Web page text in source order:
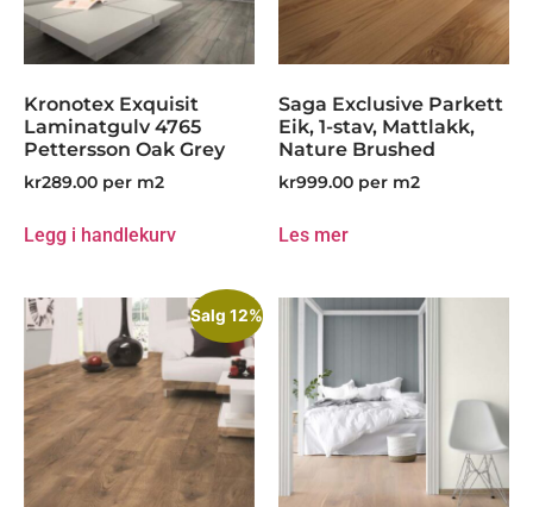
Kronotex Exquisit
Laminatgulv 4765
Pettersson Oak Grey
kr289.00 per m2
Legg i handlekurv
Saga Exclusive Parkett
Eik, 1-stav, Mattlakk,
Nature Brushed
kr999.00 per m2
Les mer
Salg 12%